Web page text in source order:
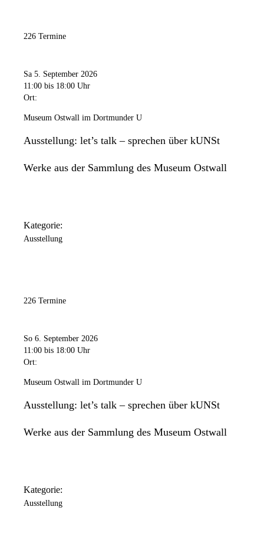
Freitag
11:00 Uhrbis18:00 Uhr
Sonntag
11:00 Uhr bis 18:00 Uhr
Das Dortmunder U ist an folgenden Tagen geschlossen: 24.
226 Termine
Sa 5. September 2026
11:00 bis 18:00 Uhr
Ort:
Museum Ostwall im Dortmunder U
Ausstellung: let’s talk – sprechen über kUNSt
Werke aus der Sammlung des Museum Ostwall
Kategorie:
Ausstellung
226 Termine
So 6. September 2026
11:00 bis 18:00 Uhr
Ort:
Museum Ostwall im Dortmunder U
Ausstellung: let’s talk – sprechen über kUNSt
Werke aus der Sammlung des Museum Ostwall
Kategorie:
Ausstellung